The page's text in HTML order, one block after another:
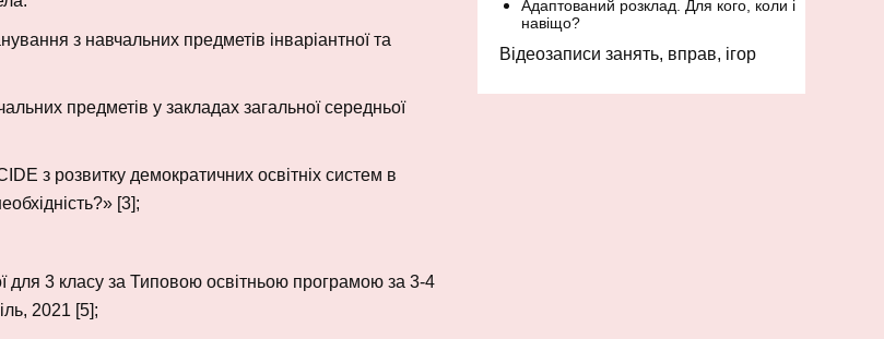
з навчальних предметів інваріантної та
предметів у закладах загальної середньої
з розвитку демократичних освітніх систем в
[3];
для 3 класу за Типовою освітньою програмою за 3-4
2021 [5];
Адаптований розклад. Для кого, коли і
навіщо?
Відеозаписи занять, вправ, ігор